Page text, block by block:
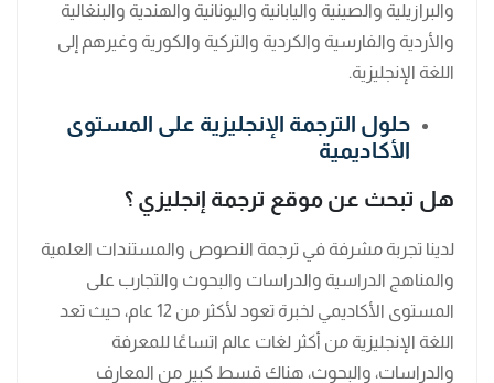
والبرازيلية والصينية واليابانية واليونانية والهندية والبنغالية
والأردية والفارسية والكردية والتركية والكورية وغيرهم إلى
اللغة الإنجليزية.
حلول الترجمة الإنجليزية على المستوى
الأكاديمية
هل تبحث عن موقع ترجمة إنجليزي ؟
لدينا تجربة مشرفة في ترجمة النصوص والمستندات العلمية
والمناهج الدراسية والدراسات والبحوث والتجارب على
المستوى الأكاديمي لخبرة تعود لأكثر من 12 عام، حيث تعد
اللغة الإنجليزية من أكثر لغات عالم اتساعًا للمعرفة
والدراسات، والبحوث، هناك قسط كبير من المعارف